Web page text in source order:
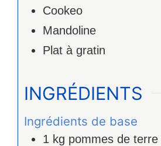
Cookeo
Mandoline
Plat à gratin
INGRÉDIENTS
Ingrédients de base
1 kg pommes de terre